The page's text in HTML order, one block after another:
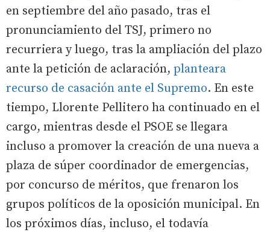
en septiembre del año pasado, tras el
pronunciamiento del TSJ, primero no
recurriera y luego, tras la ampliación del plazo
ante la petición de aclaración, planteara
recurso de casación ante el Supremo. En este
tiempo, Llorente Pellitero ha continuado en el
cargo, mientras desde el PSOE se llegara
incluso a promover la creación de una nueva a
plaza de súper coordinador de emergencias,
por concurso de méritos, que frenaron los
grupos políticos de la oposición municipal. En
los próximos días, incluso, el todavía